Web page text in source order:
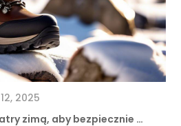
2025
zimą, aby bezpiecznie …